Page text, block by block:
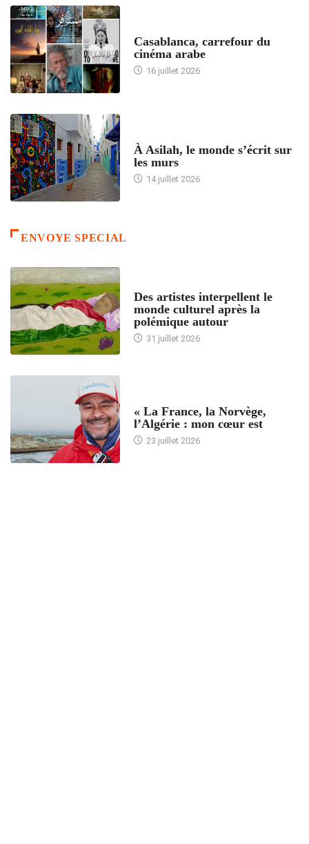
Casablanca, carrefour du
cinéma arabe
16 juillet 2026
À Asilah, le monde s’écrit sur
les murs
14 juillet 2026
ENVOYE SPECIAL
Des artistes interpellent le
monde culturel après la
polémique autour
31 juillet 2026
« La France, la Norvège,
l’Algérie : mon cœur est
23 juillet 2026